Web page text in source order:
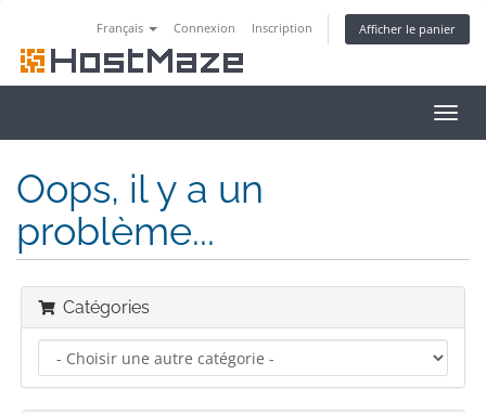
Français Connexion Inscription Afficher le panier
la
Oops, il y a un
problème...
Catégories